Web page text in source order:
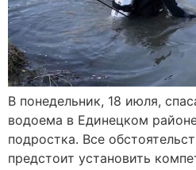
В понедельник, 18 июля,
водоема в Единецком
подростка. Все
предстоит установить